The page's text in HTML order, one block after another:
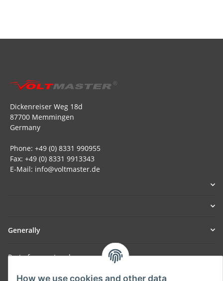
How we use cookies and other data
Dickenreiser Weg 18d
87700 Memmingen
Germany
Phone: +49 (0) 8331 990955
Fax: +49 (0) 8331 9913343
E-Mail: info@voltmaster.de
Generally
Part of our network:
SmoliTec - Safety. Simplified. Worldwide. ( B2B Shop )